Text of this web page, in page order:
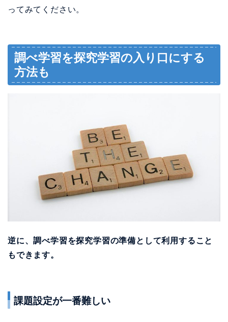
ってみてください。
調べ学習を探究学習の入り口にする
方法も
逆に、調べ学習を探究学習の準備として利用すること
もできます。
課題設定が一番難しい